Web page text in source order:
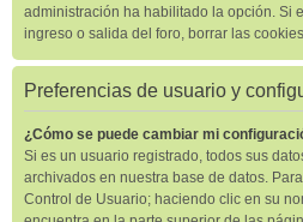
administración ha habilitado la opción. Si
ingreso o salida del foro, borrar las
Preferencias de usuario y
¿Cómo se puede cambiar mi
Si es un usuario registrado, todos sus
archivados en nuestra base de datos.
Control de Usuario; haciendo clic en su